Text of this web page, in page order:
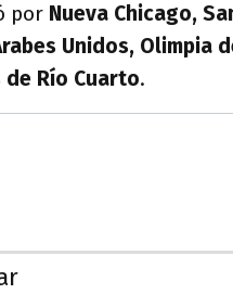
por Nueva Chicago,
Unidos, Olimpia
Río Cuarto.